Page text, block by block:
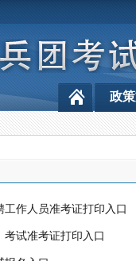
政
作人员准考证打印入口
试准考证打印入口